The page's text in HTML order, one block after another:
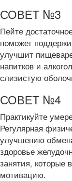
СОВЕТ №3
Пейте
поможет
улучшит
напитков и
слизистую
СОВЕТ №4
Практикуйте
Регулярная
улучшению
здоровье
занятия, которые
мотивацию.